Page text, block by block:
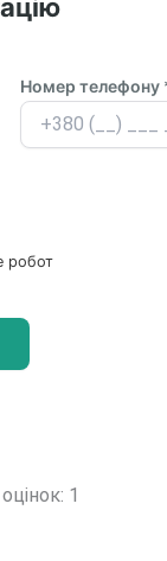
Номер телефону
робот
1